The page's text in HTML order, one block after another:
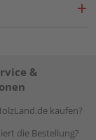
&
kaufen?
die Bestellung?